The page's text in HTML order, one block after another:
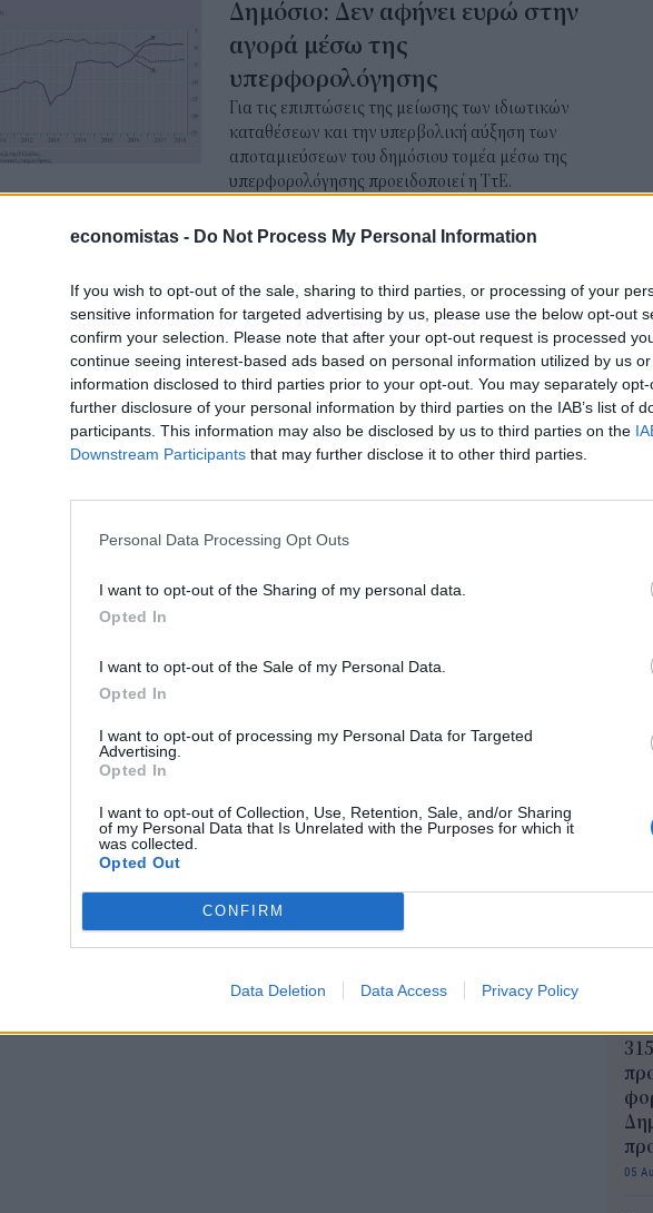
economistas - Do Not Process My Personal Information
If you wish to opt-out of the sale, sharing to third parties, or processing of your
sensitive information for targeted advertising by us, please use the below opt-out
confirm your selection. Please note that after your opt-out request is processed
continue seeing interest-based ads based on personal information utilized by us
information disclosed to third parties prior to your opt-out. You may separately
further disclosure of your personal information by third parties on the IAB’s list of
participants. This information may also be disclosed by us to third parties on the
Downstream Participants that may further disclose it to other third parties.
Personal Data Processing Opt Outs
I want to opt-out of the Sharing of my personal data.
Opted In
I want to opt-out of the Sale of my Personal Data.
Opted In
I want to opt-out of processing my Personal Data for Targeted
Advertising.
Opted In
I want to opt-out of Collection, Use, Retention, Sale, and/or Sharing
of my Personal Data that Is Unrelated with the Purposes for which it
was collected.
Opted Out
CONFIRM
Data Deletion Data Access Privacy Policy
Δημόσιο: Δεν αφήνει ευρώ στην
αγορά μέσω της
υπερφορολόγησης
Για τις επιπτώσεις της μείωσης των ιδιωτικών
καταθέσεων και την υπερβολική αύξηση των
αποταμιεύσεων του δημόσιου τομέα μέσω της
υπερφορολόγησης προειδοποιεί η ΤτΕ.
Το «φάντασμα» του Φόρου
Υπεραξίας Ακινήτων
Πιθανή η ενεργοποίηση του Φόρου Υπεραξίας
Ακινήτων στο πλαίσιο της προσπάθειας του
οικονομικού επιτελείου για την ενίσχυση και
διεύρυνση των εσόδων.
STORIES
με τα χρυσά αυγά
αχόρταγα τον άτυχο ιδιωτικό τομέα.
Φόροι - «φωτιά» στην
κατανάλωση
Ευρωζώνη σε ότι αφορά τους φόρους σε αγαθά
και υπηρεσίες (ΦΠΑ, Ειδικοί φόροι
κατανάλωσης, δασμοί).
06
06
06
05